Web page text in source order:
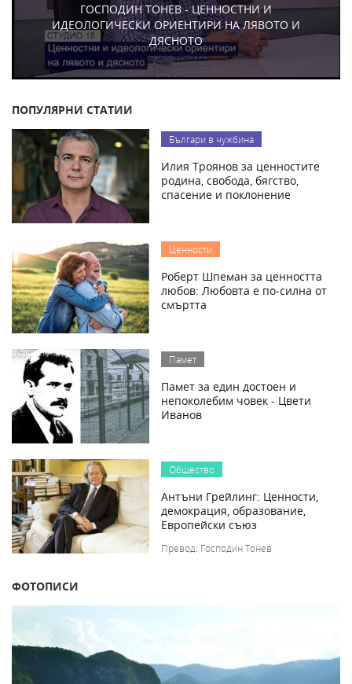
ГОСПОДИН ТОНЕВ - ЦЕННОСТНИ И
ИДЕОЛОГИЧЕСКИ ОРИЕНТИРИ НА ЛЯВОТО И
ДЯСНОТО
ПОПУЛЯРНИ СТАТИИ
Българи в чужбина
Илия Троянов за ценностите
родина, свобода, бягство,
спасение и поклонение
Ценности
Роберт Шпеман за ценността
любов: Любовта е по-силна от
смъртта
Памет
Памет за един достоен и
непоколебим човек - Цвети
Иванов
Общество
Антъни Грейлинг: Ценности,
демокрация, образование,
Европейски съюз
Превод: Господин Тонев
ФОТОПИСИ